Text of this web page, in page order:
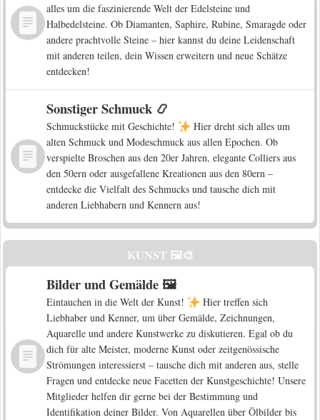
alles um die faszinierende Welt der Edelsteine und
Halbedelsteine. Ob Diamanten, Saphire, Rubine, Smaragde oder
andere prachtvolle Steine – hier kannst du deine Leidenschaft
mit anderen teilen, dein Wissen erweitern und neue Schätze
entdecken!
Sonstiger Schmuck 📿
Schmuckstücke mit Geschichte!
Hier dreht sich alles um
alten Schmuck und Modeschmuck aus allen Epochen. Ob
verspielte Broschen aus den 20er Jahren, elegante Colliers aus
den 50ern oder ausgefallene Kreationen aus den 80ern –
entdecke die Vielfalt des Schmucks und tausche dich mit
anderen Liebhabern und Kennern aus!
KUNST 🖼️🎨
Bilder und Gemälde 🖼️
Eintauchen in die Welt der Kunst!
Hier treffen sich
Liebhaber und Kenner, um über Gemälde, Zeichnungen,
Aquarelle und andere Kunstwerke zu diskutieren. Egal ob du
dich für alte Meister, moderne Kunst oder zeitgenössische
Strömungen interessierst – tausche dich mit anderen aus, stelle
Fragen und entdecke neue Facetten der Kunstgeschichte! Unsere
Mitglieder helfen dir gerne bei der Bestimmung und
Identifikation deiner Bilder. Von Aquarellen über Ölbilder bis